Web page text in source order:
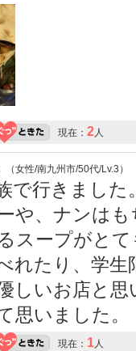
現在： 2人
（女性/南九州市/50代/Lv.3）
で行きまし
や、ナンは
スープがと
れたり、学
しいお店と
思いました。
現在： 1人